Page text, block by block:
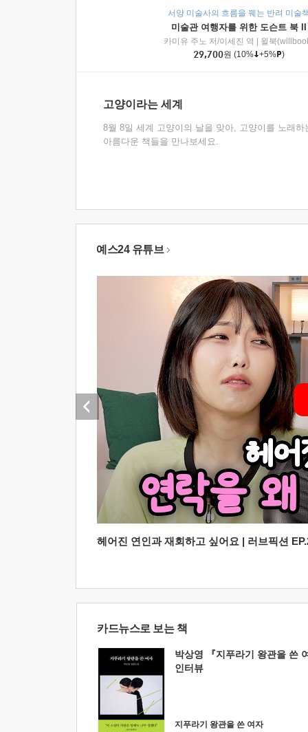
서양 미술사의 흐름을 꿰는 반려 미술
미술관 여행자를 위한 도슨트 북 II
카미유 주노 저/이세진 역
윌북
29,700원 (10% +5% )
고양이라는 세계
8월 8일 세계 고양이의 날을 맞아, 고양이를 노래하
아름다운 책들을 만나보세요.
예스24 유튜브
헤어진 연인과 재회하고 싶어요 | 러브픽션
카드뉴스로 보는 책
박상영 『지푸라기 왕관을 쓴
인터뷰
지푸라기 왕관을 쓴 여자